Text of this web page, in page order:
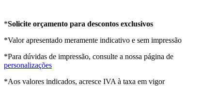
*Solicite orçamento para descontos exclusivos
*Valor apresentado meramente indicativo e sem impressão
*Para dúvidas de impressão, consulte a nossa página de
personalizações
*Aos valores indicados, acresce IVA à taxa em vigor